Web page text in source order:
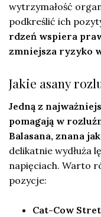
wytrzymałość
podkreślić ich
rdzeń wspiera
zmniejsza ryzyko
Jakie asany
Jedną z
pomagają w
Balasana, znana
delikatnie wydłuża
napięciach. Warto
pozycje:
Cat-Cow